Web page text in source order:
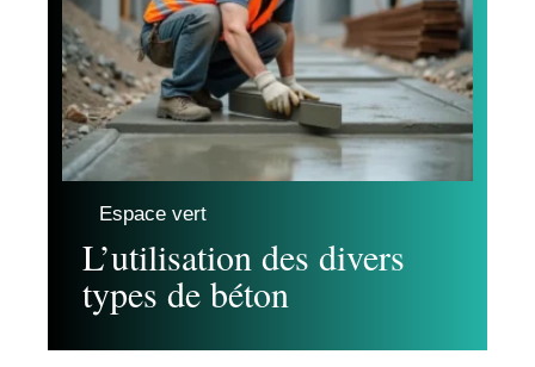
Espace vert
L’utilisation des divers
types de béton